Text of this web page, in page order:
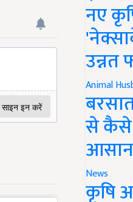
नए
उन्नत
Animal
से कैसे
News
कृषि